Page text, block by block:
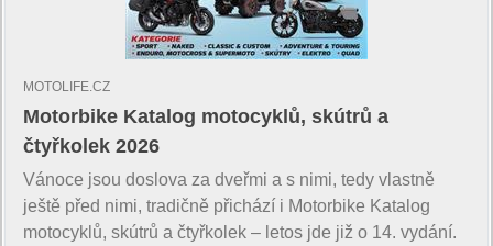
MOTOLIFE.CZ
Motorbike Katalog motocyklů, skútrů a
čtyřkolek 2026
Vánoce jsou doslova za dveřmi a s nimi, tedy vlastně
ještě před nimi, tradičně přichází i Motorbike Katalog
motocyklů, skútrů a čtyřkolek – letos jde již o 14. vydání.